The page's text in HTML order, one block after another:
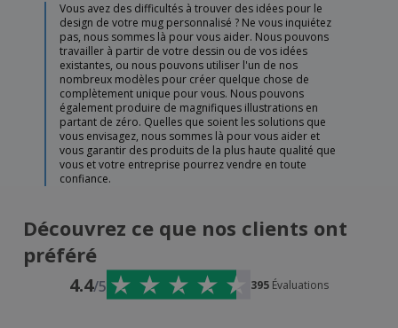
Vous avez des difficultés à trouver des idées pour le
design de votre mug personnalisé ? Ne vous inquiétez
pas, nous sommes là pour vous aider. Nous pouvons
travailler à partir de votre dessin ou de vos idées
existantes, ou nous pouvons utiliser l'un de nos
nombreux modèles pour créer quelque chose de
complètement unique pour vous. Nous pouvons
également produire de magnifiques illustrations en
partant de zéro. Quelles que soient les solutions que
vous envisagez, nous sommes là pour vous aider et
vous garantir des produits de la plus haute qualité que
vous et votre entreprise pourrez vendre en toute
confiance.
Découvrez ce que nos clients ont
préféré
4.4/5 395 Évaluations